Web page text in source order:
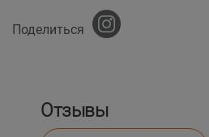
Поделиться
Отзывы